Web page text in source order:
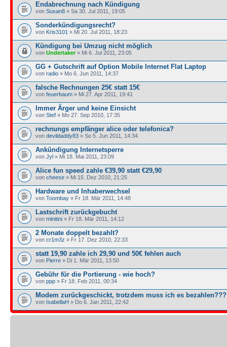
Endabrechnung nach Kündigung
von Susan8 » Sa 30. Jul 2011, 19:05
Sonderkündigungsrecht?
von Kris3101 » Mi 20. Jul 2011, 18:23
Kündigung bei Umzug nicht möglich
von Undertaker » Mi 6. Jul 2011, 23:05
GG + Gutschrift auf Option Mobile Internet Flat Laptop
von radio » Mo 6. Jun 2011, 14:37
falsche Rechnungen 25€ statt 15€
von feuerbaum » Mi 27. Apr 2011, 19:41
Immer Ärger und keine Einsicht
von Stef » Mo 27. Sep 2010, 17:35
rechnungs empfänger alice oder telefonica?
von devildaddy83 » So 5. Jun 2011, 14:34
Ankündigung Internetsperre
von Jyl » Mi 18. Mai 2011, 23:09
Alice fun speed zahle €39,90 statt €29,90
von cheese » Mi 15. Dez 2010, 21:25
Hardware und Inhaberwechsel
von Toombay » Fr 18. Mär 2011, 14:48
Lastschrift zurückgebucht
von minitini » Fr 18. Mär 2011, 14:12
2 Monate doppelt bezahlt?
von cr1m3z » Fr 17. Dez 2010, 22:33
statt 19,90 zahle ich 29,90 und 50€ fehlen auch
von Pierre » Di 1. Mär 2011, 13:50
Gebühr für die Portierung - wie hoch?
von ppp » Fr 18. Feb 2011, 00:34
Modem zurückgeschickt, trotzdem muss ich es
von IsabellaH » Do 6. Jan 2011, 22:42